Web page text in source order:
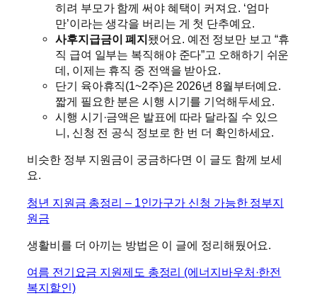
히려 부모가 함께 써야 혜택이 커져요. ‘엄마
만’이라는 생각을 버리는 게 첫 단추예요.
사후지급금이 폐지됐어요. 예전 정보만 보고 “휴
직 급여 일부는 복직해야 준다”고 오해하기 쉬운
데, 이제는 휴직 중 전액을 받아요.
단기 육아휴직(1~2주)은 2026년 8월부터예요.
짧게 필요한 분은 시행 시기를 기억해두세요.
시행 시기·금액은 발표에 따라 달라질 수 있으
니, 신청 전 공식 정보로 한 번 더 확인하세요.
비슷한 정부 지원금이 궁금하다면 이 글도 함께 보세
요.
청년 지원금 총정리 – 1인가구가 신청 가능한 정부지
원금
생활비를 더 아끼는 방법은 이 글에 정리해뒀어요.
여름 전기요금 지원제도 총정리 (에너지바우처·한전
복지할인)